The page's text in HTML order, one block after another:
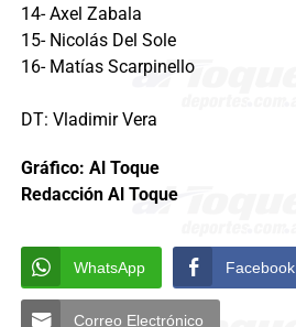
14- Axel Zabala
15- Nicolás Del Sole
16- Matías Scarpinello
DT: Vladimir Vera
Gráfico: Al Toque
Redacción Al Toque
WhatsApp Facebook
Correo Electrónico